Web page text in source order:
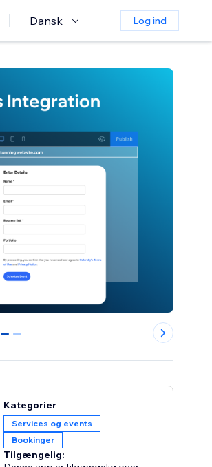
Dansk Log ind
0 1
Kategorier
Services og events
Bookinger
Tilgængelig: